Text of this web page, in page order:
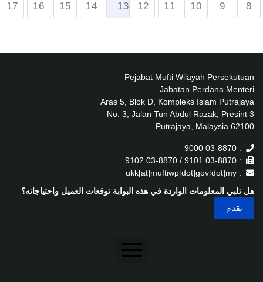
8
9
10
11
12
13
14
15
16
17
Pejabat Mufti Wilayah Persekutuan
Jabatan Perdana Menteri
Aras 5, Blok D, Kompleks Islam Putrajaya
No. 3, Jalan Tun Abdul Razak, Presint 3
62100 Putrajaya, Malaysia.
: 03-8870 9000
: 03-8870 9101 / 03-8870 9102
: ukk[at]muftiwp[dot]gov[dot]my
هل تلبي المعلومات الواردة في هذه البوابة توقعات العميل واحتياجاته؟
تنصل